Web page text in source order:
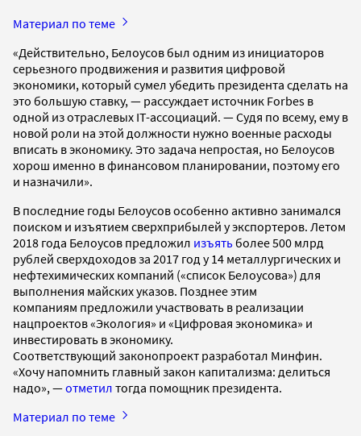
Материал по теме
«Действительно, Белоусов был одним из инициаторов
серьезного продвижения и развития цифровой
экономики, который сумел убедить президента сделать на
это большую ставку, — рассуждает источник Forbes в
одной из отраслевых IT-ассоциаций. — Судя по всему, ему в
новой роли на этой должности нужно военные расходы
вписать в экономику. Это задача непростая, но Белоусов
хорош именно в финансовом планировании, поэтому его
и назначили».
В последние годы Белоусов особенно активно занимался
поиском и изъятием сверхприбылей у экспортеров. Летом
2018 года Белоусов предложил изъятьболее 500 млрд
рублей сверхдоходов за 2017 год у 14 металлургических и
нефтехимических компаний («список Белоусова») для
выполнения майских указов. Позднее этим
компаниям предложили участвовать в реализации
нацпроектов «Экология» и «Цифровая экономика» и
инвестировать в экономику.
Соответствующий законопроект разработал Минфин.
«Хочу напомнить главный закон капитализма: делиться
надо», —отметил тогда помощник президента.
Материал по теме